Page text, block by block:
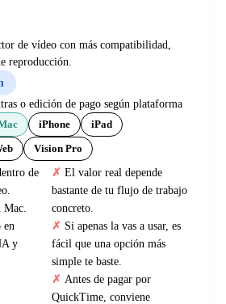
de vídeo con más compatibilidad,
reproducción.
o edición de pago según plataforma
iPhone iPad
Vision Pro
de
Mac.
en
y
El valor real depende
bastante de tu flujo de trabajo
concreto.
Si apenas la vas a usar, es
fácil que una opción más
simple te baste.
Antes de pagar por
QuickTime, conviene